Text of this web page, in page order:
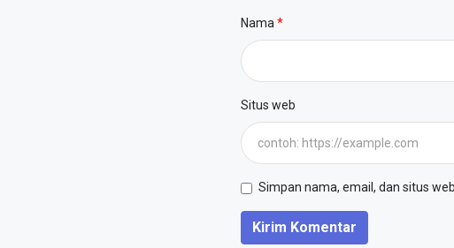
Nama
Situs web
Simpan nama, email, dan situs
Kirim Komentar